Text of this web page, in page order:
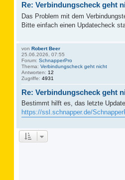
Re: Verbindungscheck geht
Das Problem mit dem
Bitte einfach einen Updatecheck
von Robert Beer
25.06.2026, 07:55
Forum: SchnapperPro
Thema: Verbindungscheck geht nicht
Antworten: 12
Zugriffe: 4931
Re: Verbindungscheck geht
Bestimmt hilft es, das letzte
https://ssl.schnapper.de/